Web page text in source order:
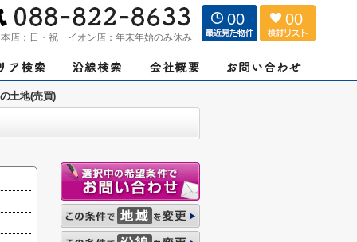
本店：日・祝 イオン店：年末年始のみ休み
00 00
土地(売買)